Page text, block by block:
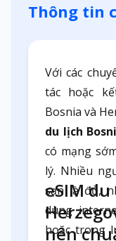
Thông tin
Với các
tác hoặc
Bosnia và
du lịch
có mạng
lý. Nhiều
sạn là đủ,
dùng
hoặc trong
eSIM
nên